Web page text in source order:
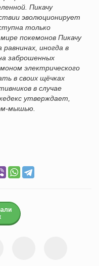
Пикачу
эволюционирует
только
покемонов Пикачу
иногда в
заброшенных
электрического
в своих щёчках
в случае
утверждает,
мышью.